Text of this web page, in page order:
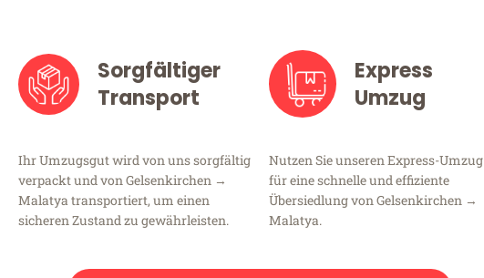
Sorgfältiger
Transport
Ihr Umzugsgut wird von uns sorgfältig
verpackt und von Gelsenkirchen →
Malatya transportiert, um einen
sicheren Zustand zu gewährleisten.
Express
Umzug
Nutzen Sie unseren Express-Umzug
für eine schnelle und effiziente
Übersiedlung von Gelsenkirchen →
Malatya.